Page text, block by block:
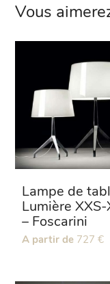
Vous
Lampe de
Lumière XXS-
– Foscarini
Ce
A partir de 727 €